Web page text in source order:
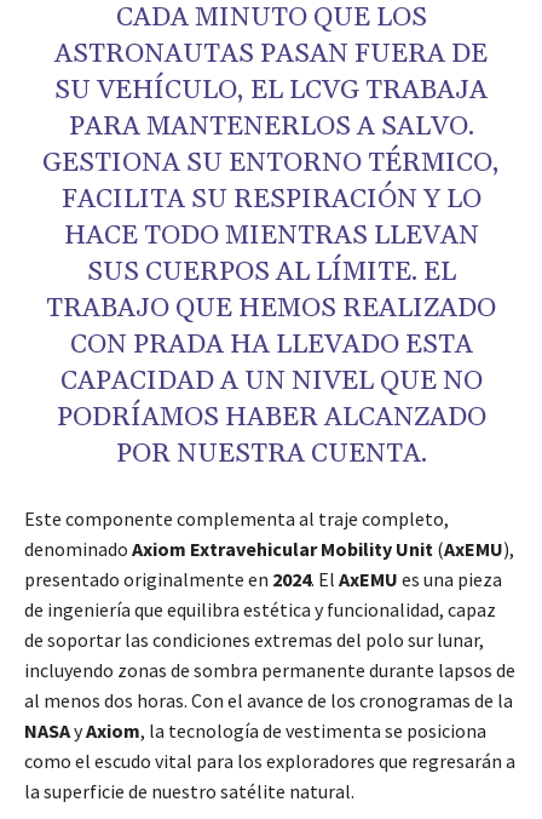
CADA MINUTO QUE LOS
ASTRONAUTAS PASAN FUERA DE
SU VEHÍCULO, EL LCVG TRABAJA
PARA MANTENERLOS A SALVO.
GESTIONA SU ENTORNO TÉRMICO,
FACILITA SU RESPIRACIÓN Y LO
HACE TODO MIENTRAS LLEVAN
SUS CUERPOS AL LÍMITE. EL
TRABAJO QUE HEMOS REALIZADO
CON PRADA HA LLEVADO ESTA
CAPACIDAD A UN NIVEL QUE NO
PODRÍAMOS HABER ALCANZADO
POR NUESTRA CUENTA.
Este componente complementa al traje completo,
denominado Axiom Extravehicular Mobility Unit (AxEMU),
presentado originalmente en 2024. El AxEMU es una pieza
de ingeniería que equilibra estética y funcionalidad, capaz
de soportar las condiciones extremas del polo sur lunar,
incluyendo zonas de sombra permanente durante lapsos de
al menos dos horas. Con el avance de los cronogramas de la
NASAyAxiom, la tecnología de vestimenta se posiciona
como el escudo vital para los exploradores que regresarán a
la superficie de nuestro satélite natural.